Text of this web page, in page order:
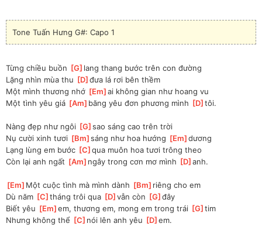
Tone Tuấn Hưng G#: Capo 1
Từng chiều buồn [G ]lang thang bước trên con đường
Lặng nhìn mùa thu [D ]
đưa lá rơi bên thềm
Một mình thương nhớ [Em ]
ai không gian như hoang vu
Một tình yêu giá [Am ]băng yêu đơn phương mình [D ]tôi.
Nàng đẹp như ngôi [G ]
sao sáng cao trên trời
Nụ cười xinh tươi [Bm ]
sáng như hoa hướng [Em ]
dương
Lạng lùng em bước [C ]
qua muôn hoa tươi trông theo
Còn lại anh ngất [Am ]ngây trong cơn mơ mình [D ]
anh.
[Em ]Một cuộc tình mà mình dành [Bm ]riêng cho em
Dù năm [C ]tháng trôi qua [D ]
vẫn còn [G ]
đây
Biết yêu [Em ]
em, thương em, mong em trong trái [G ]tim
Nhưng không thể [C ]nói lên anh yêu [D ]
em.